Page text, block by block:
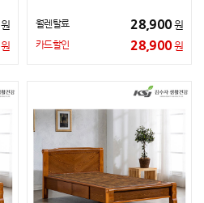
원
원
월렌탈료 28,900원
카드할인 28,900원